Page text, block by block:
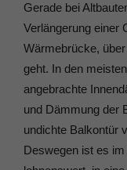
Gerade bei
Verlängerung einer
Wärmebrücke,
geht. In den
angebrachte
und Dämmung der
undichte Balkontür
Deswegen ist es